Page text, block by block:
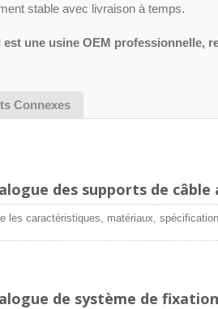
stable avec livraison à temps.
est une usine OEM professionnelle,
Connexes
des supports de
les caractéristiques, matériaux,
de système de fixation